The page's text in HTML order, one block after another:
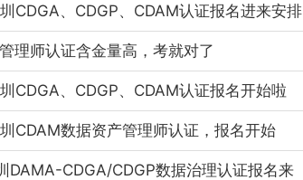
CDGA、CDGP、CDAM认证报名进来安排
理师认证含金量高，考就对了
CDGA、CDGP、CDAM认证报名开始啦
CDAM数据资产管理师认证，报名开始
DAMA-CDGA/CDGP数据治理认证报名来